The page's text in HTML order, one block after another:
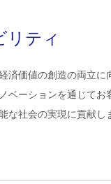
リティ
済価値の創造の両立に
ベーションを通じてお
な社会の実現に貢献し